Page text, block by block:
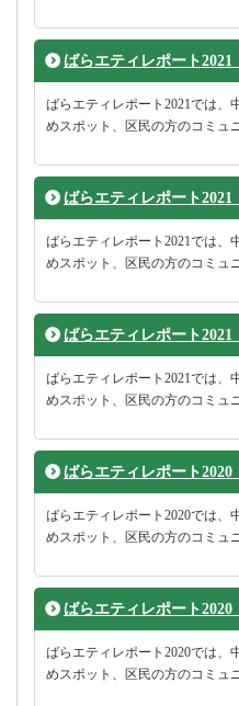
ばらエティレポート2021
ばらエティレポート2021では、
めスポット、区民の方のコミュ
ばらエティレポート2021
ばらエティレポート2021では、
めスポット、区民の方のコミュ
ばらエティレポート2021
ばらエティレポート2021では、
めスポット、区民の方のコミュ
ばらエティレポート2020
ばらエティレポート2020では、
めスポット、区民の方のコミュ
ばらエティレポート2020
ばらエティレポート2020では、
めスポット、区民の方のコミュ